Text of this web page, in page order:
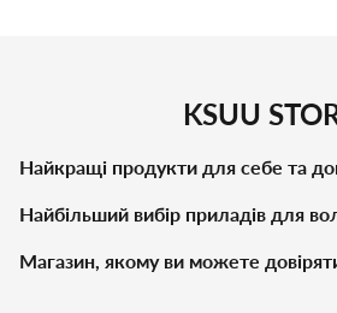
KSUU
Найкращі продукти для себе та
Найбільший вибір приладів для
Магазин, якому ви можете